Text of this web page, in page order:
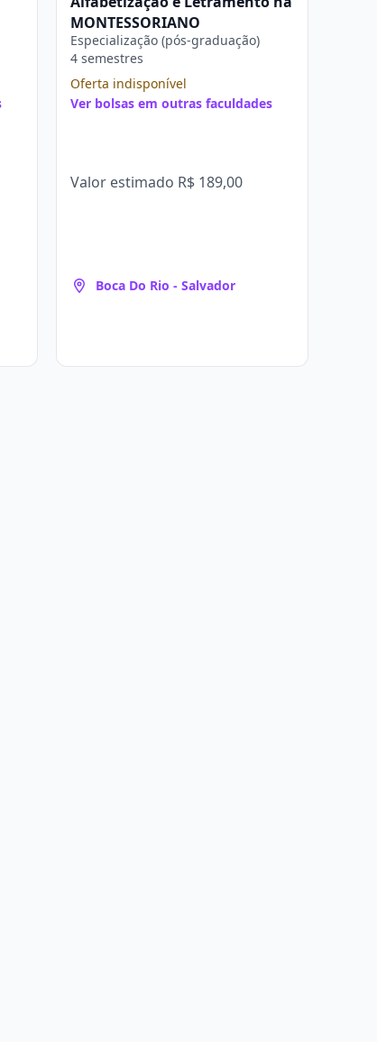
MONTESSORIANO
Especialização (pós-graduação)
4 semestres
Oferta indisponível
Ver bolsas em outras faculdades
Valor estimado R$ 189,00
Boca Do Rio - Salvador